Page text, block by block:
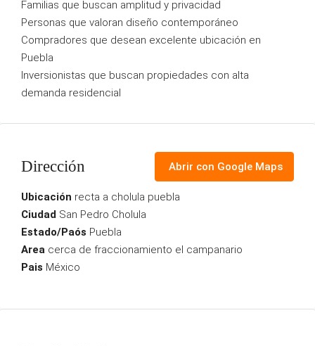
Familias que buscan amplitud y privacidad
Personas que valoran diseño contemporáneo
Compradores que desean excelente ubicación en
Puebla
Inversionistas que buscan propiedades con alta
demanda residencial
Dirección Abrir con Google Maps
Ubicación recta a cholula puebla
Ciudad San Pedro Cholula
Estado/Paós Puebla
Area cerca de fraccionamiento el campanario
Pais México